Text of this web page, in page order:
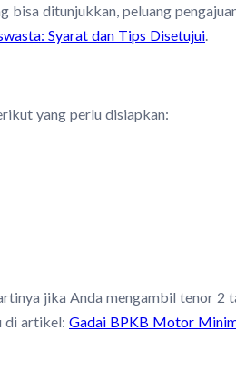
bisa ditunjukkan, peluang
Syarat dan Tips Disetujui.
yang perlu disiapkan:
jika Anda mengambil tenor 2
di artikel: Gadai BPKB Motor